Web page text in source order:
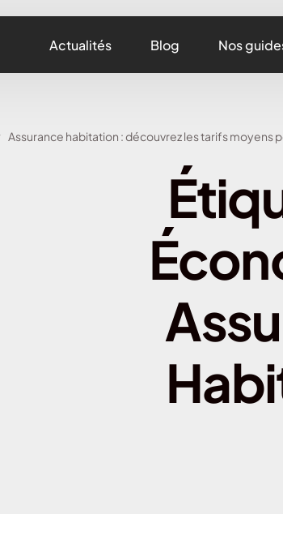
Actualités Blog Nos
Assurance habitation : découvrez les tarifs moyens